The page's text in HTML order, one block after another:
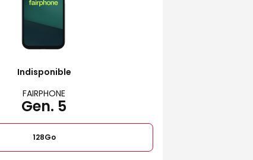
Indisponible
FAIRPHONE
Gen. 5
128Go